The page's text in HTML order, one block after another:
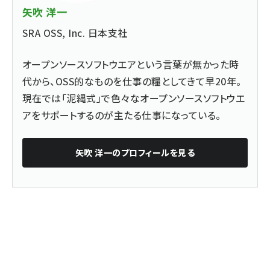
矢吹 洋一
SRA OSS, Inc. 日本支社
オープンソースソフトウエアという言葉が無かった時
代から、OSS的なものを仕事の糧としてきて早20年。
現在では「泥縄式」で色々なオープンソースソフトウエ
アをサポートするのが主たる仕事になっている。
矢吹 洋一のプロフィールを見る